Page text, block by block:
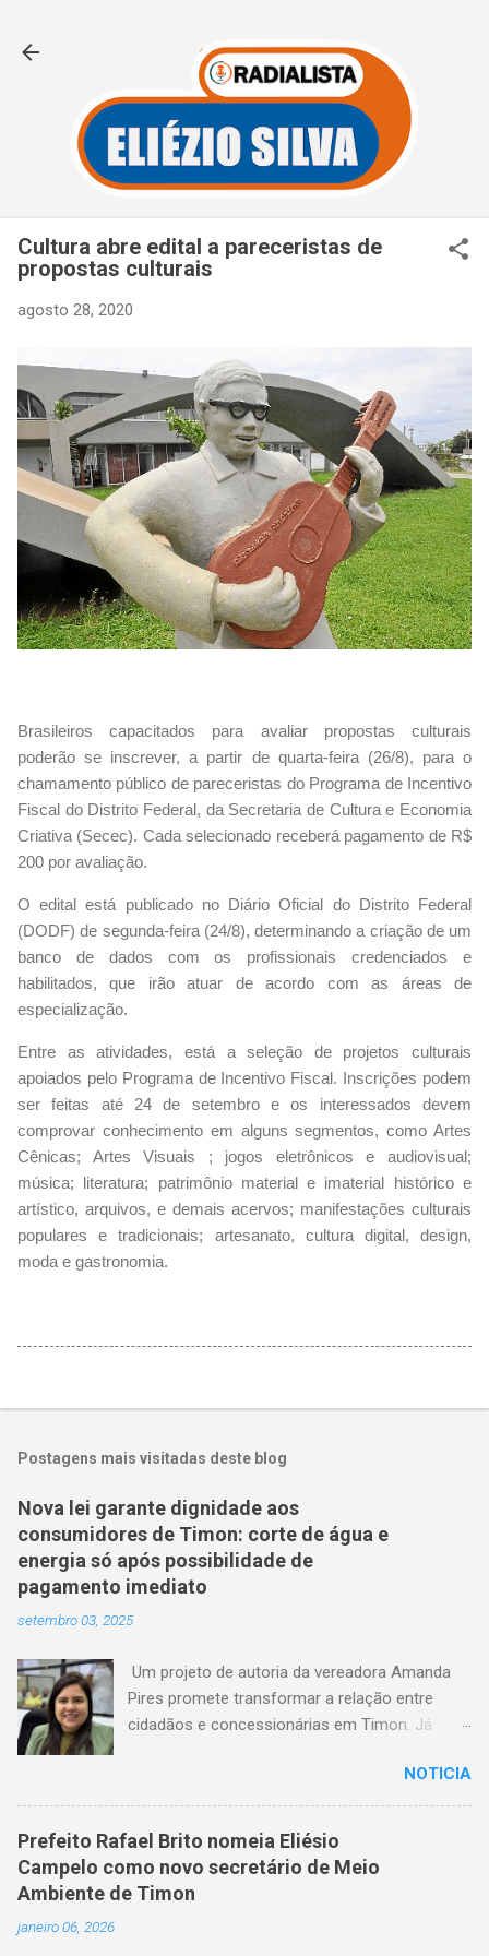
Cultura abre edital a pareceristas de
propostas culturais
agosto 28, 2020
Brasileiros capacitados para avaliar propostas culturais
poderão se inscrever, a partir de quarta-feira (26/8), para o
chamamento público de pareceristas do Programa de Incentivo
Fiscal do Distrito Federal, da Secretaria de Cultura e Economia
Criativa (Secec). Cada selecionado receberá pagamento de R$
200 por avaliação.
O edital está publicado no Diário Oficial do Distrito Federal
(DODF) de segunda-feira (24/8), determinando a criação de um
banco de dados com os profissionais credenciados e
habilitados, que irão atuar de acordo com as áreas de
especialização.
Entre as atividades, está a seleção de projetos culturais
apoiados pelo Programa de Incentivo Fiscal. Inscrições podem
ser feitas até 24 de setembro e os interessados devem
comprovar conhecimento em alguns segmentos, como Artes
Cênicas; Artes Visuais ; jogos eletrônicos e audiovisual;
música; literatura; patrimônio material e imaterial histórico e
artístico, arquivos, e demais acervos; manifestações culturais
populares e tradicionais; artesanato, cultura digital, design,
moda e gastronomia.
Postagens mais visitadas deste blog
Nova lei garante dignidade aos
consumidores de Timon: corte de água e
energia só após possibilidade de
pagamento imediato
setembro 03, 2025
Um projeto de autoria da vereadora Amanda
Pires promete transformar a relação entre
cidadãos e concessionárias em Timon. Já
estabelece que consumidores terão o direito
de quitar seus débitos de água e energia
elétrica no momento anterior ao corte do
serviço — garantindo mais dignidade e evitando
que famílias fiquem sem itens essenciais em
NOTICIA
Prefeito Rafael Brito nomeia Eliésio
Campelo como novo secretário de Meio
Ambiente de Timon
janeiro 06, 2026